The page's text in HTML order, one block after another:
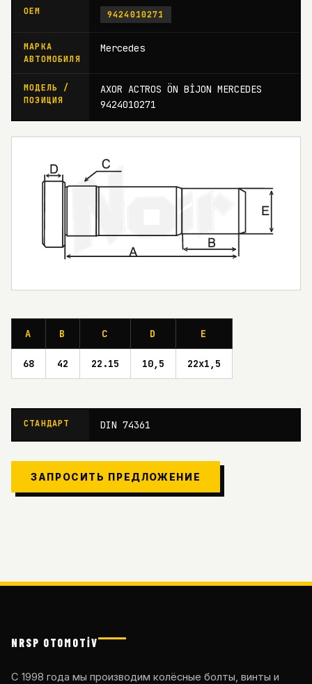
OEM 9424010271
МАРКА
АВТОМОБИЛЯ
Mercedes
МОДЕЛЬ /
ПОЗИЦИЯ
AXOR ACTROS ÖN BİJON MERCEDES
9424010271
A B C D E
68 42 22.15 10,5 22x1,5
СТАНДАРТ DIN 74361
ЗАПРОСИТЬ ПРЕДЛОЖЕНИЕ
NRSP OTOMOTİV
С 1998 года мы производим колёсные болты, винты и